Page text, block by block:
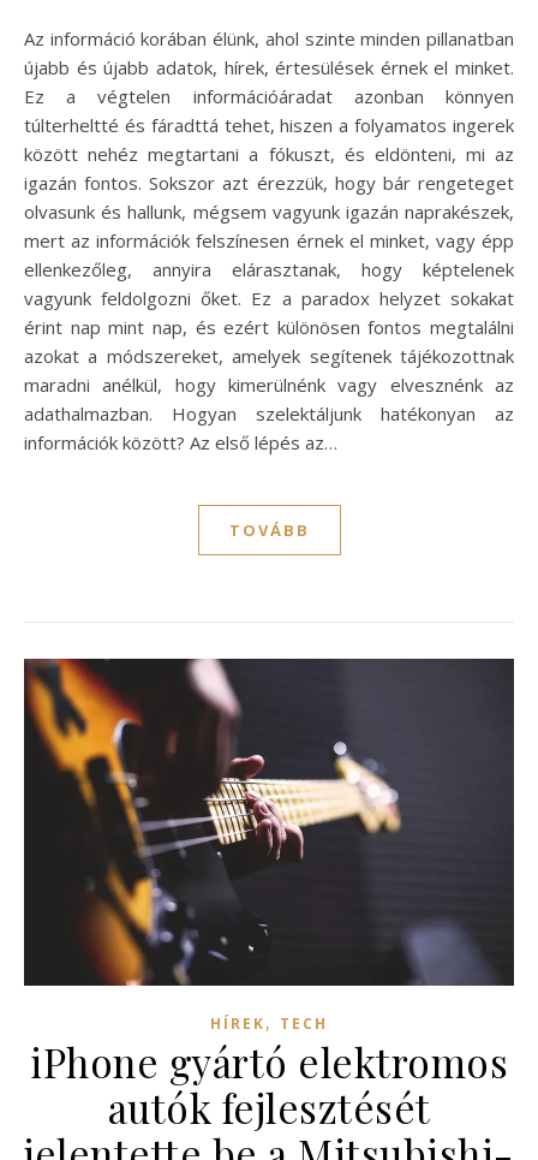
Az információ korában élünk, ahol szinte minden pillanatban
újabb és újabb adatok, hírek, értesülések érnek el minket.
Ez a végtelen információáradat azonban könnyen
túlterheltté és fáradttá tehet, hiszen a folyamatos ingerek
között nehéz megtartani a fókuszt, és eldönteni, mi az
igazán fontos. Sokszor azt érezzük, hogy bár rengeteget
olvasunk és hallunk, mégsem vagyunk igazán naprakészek,
mert az információk felszínesen érnek el minket, vagy épp
ellenkezőleg, annyira elárasztanak, hogy képtelenek
vagyunk feldolgozni őket. Ez a paradox helyzet sokakat
érint nap mint nap, és ezért különösen fontos megtalálni
azokat a módszereket, amelyek segítenek tájékozottnak
maradni anélkül, hogy kimerülnénk vagy elvesznénk az
adathalmazban. Hogyan szelektáljunk hatékonyan az
információk között? Az első lépés az…
TOVÁBB
HÍREK, TECH
iPhone gyártó elektromos
autók fejlesztését